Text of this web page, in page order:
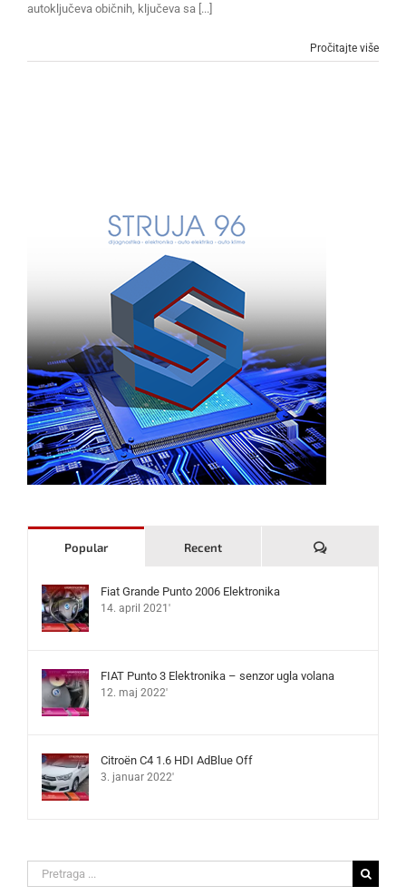
autoključeva običnih, ključeva sa [...]
Pročitajte više
Popular Recent Komentari
Fiat Grande Punto 2006 Elektronika
14. april 2021'
FIAT Punto 3 Elektronika – senzor ugla volana
12. maj 2022'
Citroën C4 1.6 HDI AdBlue Off
3. januar 2022'
Search
for: